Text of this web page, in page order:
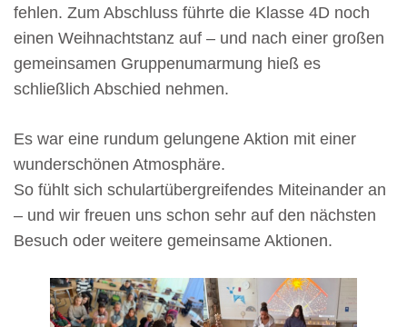
fehlen. Zum Abschluss führte die Klasse 4D noch
einen Weihnachtstanz auf – und nach einer großen
gemeinsamen Gruppenumarmung hieß es
schließlich Abschied nehmen.
Es war eine rundum gelungene Aktion mit einer
wunderschönen Atmosphäre.
So fühlt sich schulartübergreifendes Miteinander an
– und wir freuen uns schon sehr auf den nächsten
Besuch oder weitere gemeinsame Aktionen.